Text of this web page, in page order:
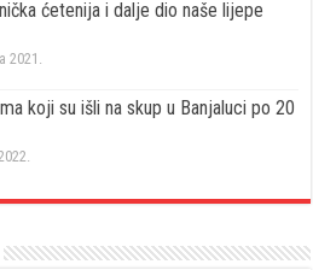
ćetenija i dalje dio naše lijepe
2021.
koji su išli na skup u Banjaluci po 20